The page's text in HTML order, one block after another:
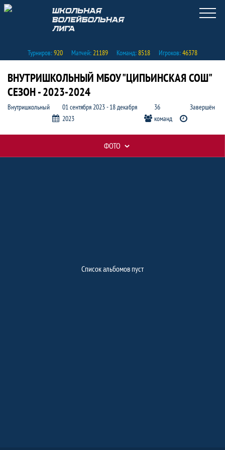
Турниров:920 Матчей:21189 Команд:8518 Игроков:46378
ВНУТРИШКОЛЬНЫЙ МБОУ "ЦИПЬИНСКАЯ СОШ"
СЕЗОН - 2023-2024
Внутришкольный
01 сентября 2023 - 18 декабря
2023
36
команд
Завершён
Список альбомов пуст
ФОТО